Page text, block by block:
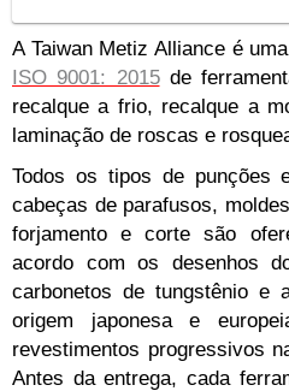
A Taiwan Metiz Alliance é
ISO 9001: 2015de
recalque a frio, recalque a
laminação de roscas e
Todos os tipos de punções
cabeças de parafusos,
forjamento e corte são
acordo com os desenhos
carbonetos de tungstênio e
origem japonesa e
revestimentos progressivos
Antes da entrega, cada